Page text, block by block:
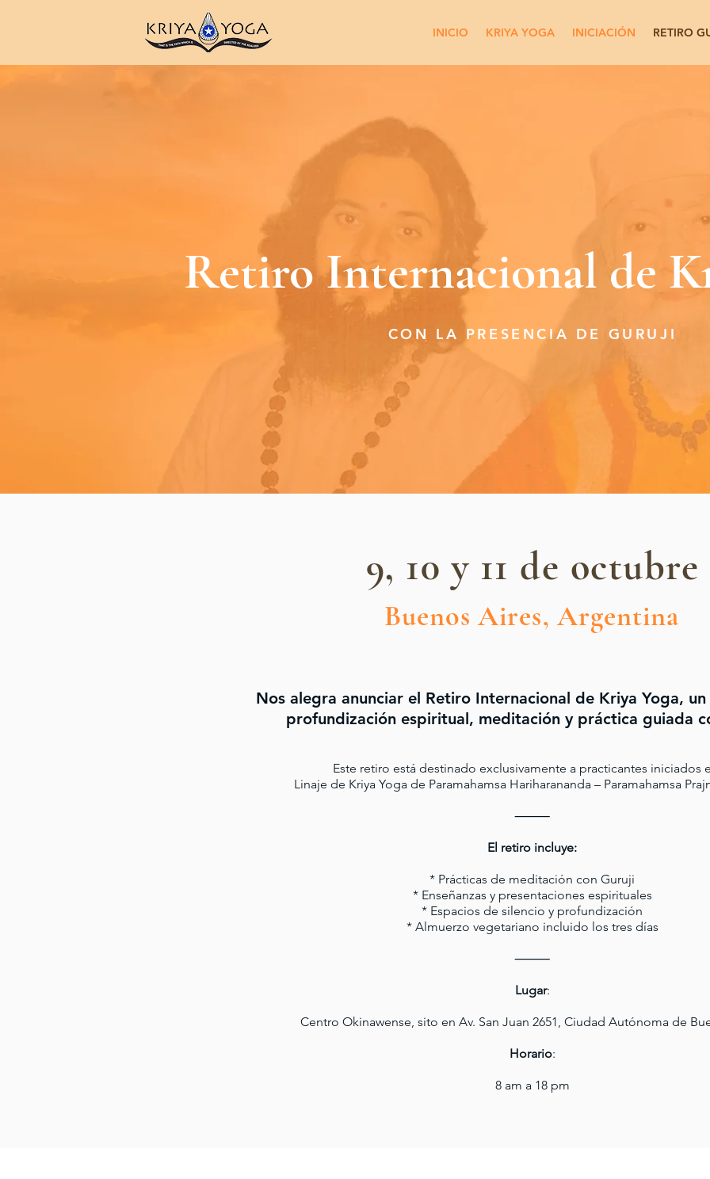
INICIO KRIYA YOGA INICIACIÓN RETIRO
Retiro Internacional de
CON LA PRESENCIA DE GURUJI
9, 10 y 11 de octubre
Buenos Aires, Argentina
Nos alegra anunciar el Retiro Internacional de Kriya Yoga,
profundización espiritual, meditación y práctica guiada
Este retiro está destinado exclusivamente a practicantes iniciados
Linaje de Kriya Yoga de Paramahamsa Hariharananda – Paramahamsa
⸻
El retiro incluye:
* Prácticas de meditación con Guruji
* Enseñanzas y presentaciones espirituales
* Espacios de silencio y profundización
* Almuerzo vegetariano incluido los tres días
⸻
Lugar:
Centro Okinawense, sito en Av. San Juan 2651, Ciudad Autónoma de
Horario:
8 am a 18 pm